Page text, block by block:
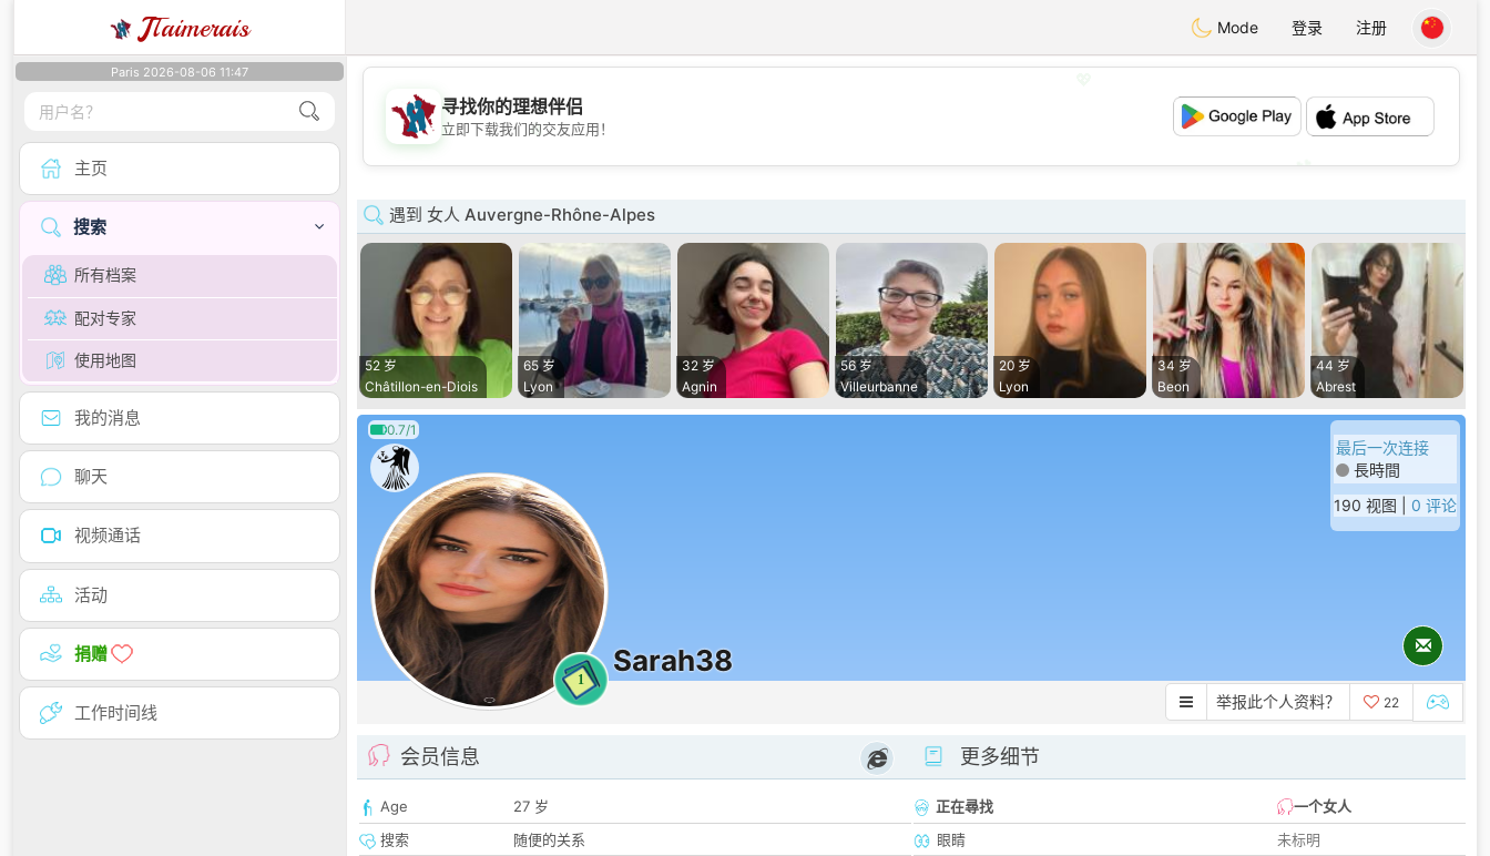
JTaimerais Mode 登录 注册
Paris 2026-08-06 11:47
主页
搜索
所有档案
配对专家
使用地图
我的消息
聊天
视频通话
活动
捐赠
工作时间线
💖
💕
寻找你的理想伴侣
立即下载我们的交友应用！
遇到 女人 Auvergne-Rhône-Alpes
52 岁
Châtillon-en-Diois
65 岁
Lyon
32 岁
Agnin
56 岁
Villeurbanne
20 岁
Lyon
34 岁
Beon
44 岁
Abrest
0.7/1
1
Sarah38
最后一次连接
長時間
190 视图 | 0 评论
举报此个人资料？ 22
会员信息
Age
27 岁
搜索
随便的关系
更多细节
正在尋找
一个女人
眼睛
未标明